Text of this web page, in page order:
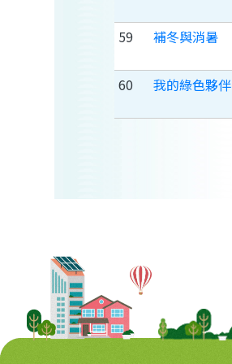
59
補冬與消暑
60 我的綠色夥伴